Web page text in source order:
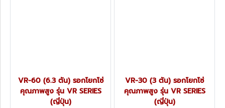
VR-60 (6.3 ตัน) รอกโยกโซ่
คุณภาพสูง รุ่น VR SERIES
(ญี่ปุ่น)
VR-30 (3 ตัน) รอกโยกโซ่
คุณภาพสูง รุ่น VR SERIES
(ญี่ปุ่น)